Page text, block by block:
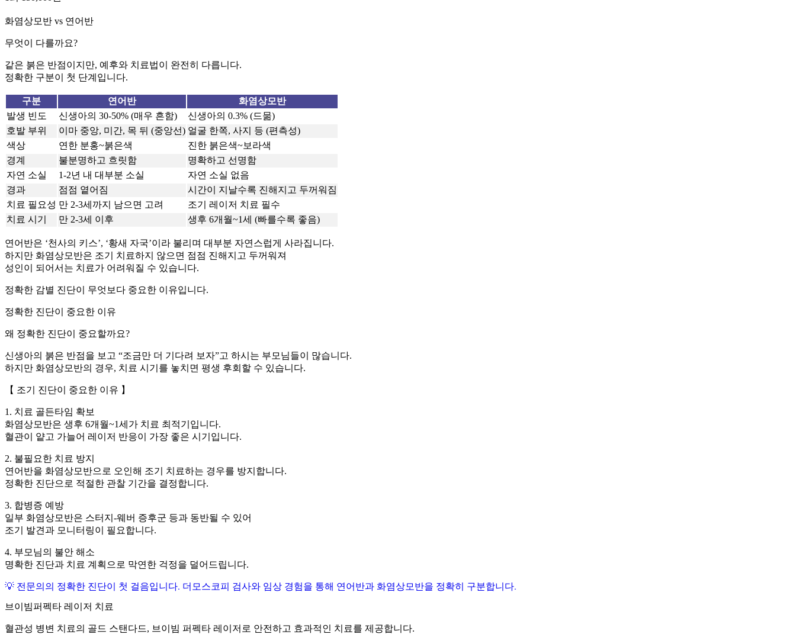
화염상모반 vs 연어반
무엇이 다를까요?
같은 붉은 반점이지만, 예후와 치료법이 완전히 다릅니다.
정확한 구분이 첫 단계입니다.
구분 연어반
화염상모반
발생 빈도
신생아의 30-50% (매우 흔함)
신생아의 0.3% (드묾)
호발 부위
이마 중앙, 미간, 목 뒤 (중앙선) 얼굴 한쪽, 사지 등 (편측성)
색상
연한 분홍~붉은색
진한 붉은색~보라색
경계
불분명하고 흐릿함
명확하고 선명함
자연 소실
1-2년 내 대부분 소실
자연 소실 없음
경과
점점 옅어짐
시간이 지날수록 진해지고 두꺼워짐
치료 필요성 만 2-3세까지 남으면 고려
조기 레이저 치료 필수
치료 시기
만 2-3세 이후 생후 6개월~1세 (빠를수록 좋음)
연어반은 ‘천사의 키스’, ‘황새 자국’이라 불리며 대부분 자연스럽게 사라집니다.
하지만 화염상모반은 조기 치료하지 않으면 점점 진해지고 두꺼워져
성인이 되어서는 치료가 어려워질 수 있습니다.
정확한 감별 진단이 무엇보다 중요한 이유입니다.
정확한 진단이 중요한 이유
왜 정확한 진단이 중요할까요?
신생아의 붉은 반점을 보고 “조금만 더 기다려 보자”고 하시는 부모님들이 많습니다.
하지만 화염상모반의 경우, 치료 시기를 놓치면 평생 후회할 수 있습니다.
【 조기 진단이 중요한 이유 】
1. 치료 골든타임 확보
화염상모반은 생후 6개월~1세가 치료 최적기입니다.
혈관이 얕고 가늘어 레이저 반응이 가장 좋은 시기입니다.
2. 불필요한 치료 방지
연어반을 화염상모반으로 오인해 조기 치료하는 경우를 방지합니다.
정확한 진단으로 적절한 관찰 기간을 결정합니다.
3. 합병증 예방
일부 화염상모반은 스터지-웨버 증후군 등과 동반될 수 있어
조기 발견과 모니터링이 필요합니다.
4. 부모님의 불안 해소
명확한 진단과 치료 계획으로 막연한 걱정을 덜어드립니다.
💡 전문의의 정확한 진단이 첫 걸음입니다. 더모스코피 검사와 임상 경험을 통해 연어반과 화염상모반을 정확히 구분합니다.
브이빔퍼펙타 레이저 치료
혈관성 병변 치료의 골드 스탠다드, 브이빔 퍼펙타 레이저로 안전하고 효과적인 치료를 제공합니다.